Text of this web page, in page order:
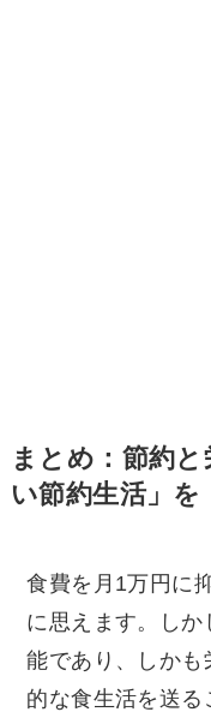
まとめ：節約
い節約生活」を
食費を月1万円に
に思えます。し
能であり、しかも
的な食生活を送る